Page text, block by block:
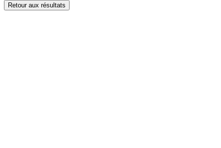
Retour aux résultats